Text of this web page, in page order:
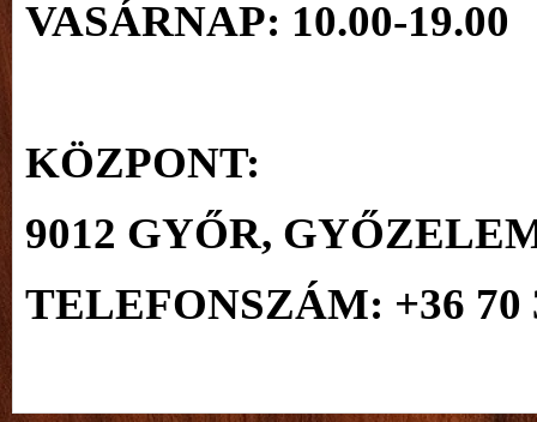
VASÁRNAP: 10.00-19.00
KÖZPONT:
9012 GYŐR,
TELEFONSZÁM: +36 70